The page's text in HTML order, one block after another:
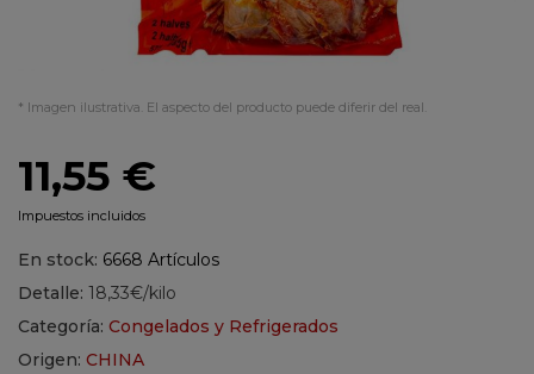
* Imagen ilustrativa. El aspecto del producto puede diferir del real.
11,55 €
Impuestos incluidos
En stock: 6668 Artículos
Detalle: 18,33€/kilo
Categoría: Congelados y Refrigerados
Origen: CHINA